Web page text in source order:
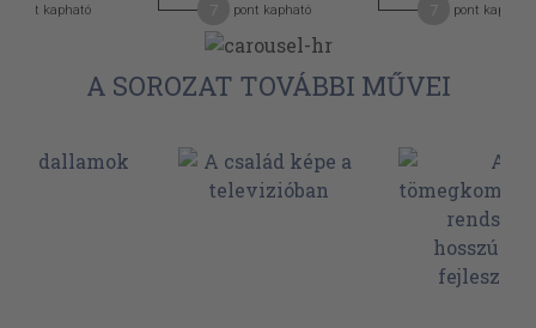
pont kapható pont kapható pont kapható
A SOROZAT TOVÁBBI MŰVEI